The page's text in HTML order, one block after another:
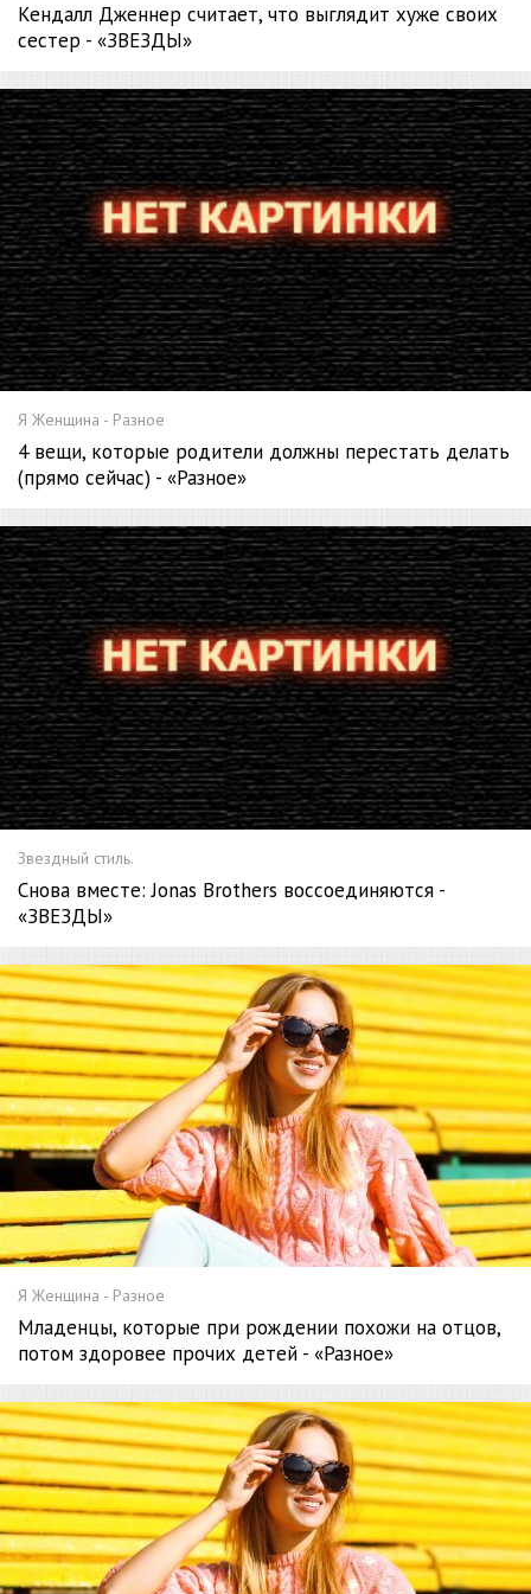
Кендалл Дженнер считает, что выглядит хуже своих
сестер - «ЗВЕЗДЫ»
Я Женщина - Разное
4 вещи, которые родители должны перестать делать
(прямо сейчас) - «Разное»
Звездный стиль.
Снова вместе: Jonas Brothers воссоединяются -
«ЗВЕЗДЫ»
Я Женщина - Разное
Младенцы, которые при рождении похожи на отцов,
потом здоровее прочих детей - «Разное»